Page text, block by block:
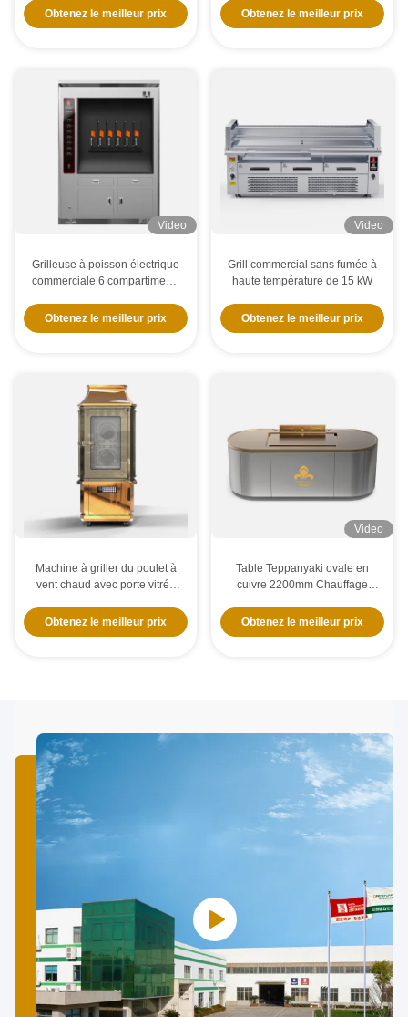
commerciale avec le double
four
Obtenez le meilleur prix
Obtenez le meilleur prix
Video
Grilleuse à poisson électrique
commerciale 6 compartiments
Obtenez le meilleur prix
Video
Grill commercial sans fumée à
haute température de 15 kW
Obtenez le meilleur prix
Machine à griller du poulet à
vent chaud avec porte vitrée
Obtenez le meilleur prix
Video
Table Teppanyaki ovale en
cuivre 2200mm Chauffage
Obtenez le meilleur prix